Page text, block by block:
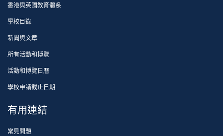
香港與英國教育體系
學校目錄
新聞與文章
所有活動和博覽
活動和博覽日曆
學校申請截止日期
有用連結
常見問題